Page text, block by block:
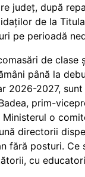
județ, după
de la
pe perioadă
de clase
până la
2026-2027,
prim-
Ministerul o
directorii
fără posturi. Ce
cu